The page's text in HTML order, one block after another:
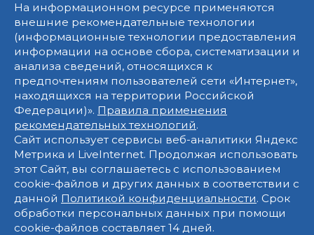
На информационном ресурсе применяются
внешние рекомендательные технологии
(информационные технологии предоставления
информации на основе сбора, систематизации и
анализа сведений, относящихся к
предпочтениям пользователей сети «Интернет»,
находящихся на территории Российской
Федерации)». Правила применения
рекомендательных технологий.
Сайт использует сервисы веб-аналитики Яндекс
Метрика и LiveInternet. Продолжая использовать
этот Сайт, вы соглашаетесь с использованием
cookie-файлов и других данных в соответствии с
данной Политикой конфиденциальности. Срок
обработки персональных данных при помощи
cookie-файлов составляет 14 дней.